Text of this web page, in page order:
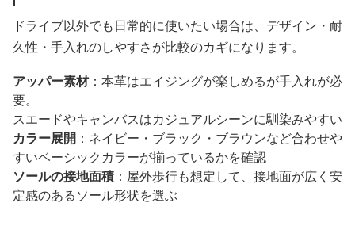
ドライブ以外でも日常的に使いたい場合は、デザイン・耐
久性・手入れのしやすさが比較のカギになります。
アッパー素材：本革はエイジングが楽しめるが手入れが必
要。
スエードやキャンバスはカジュアルシーンに馴染みやすい
カラー展開 ：ネイビー・ブラック・ブラウンなど合わせや
すいベーシックカラーが揃っているかを確認
ソールの接地面積 ：屋外歩行も想定して、接地面が広く安
定感のあるソール形状を選ぶ